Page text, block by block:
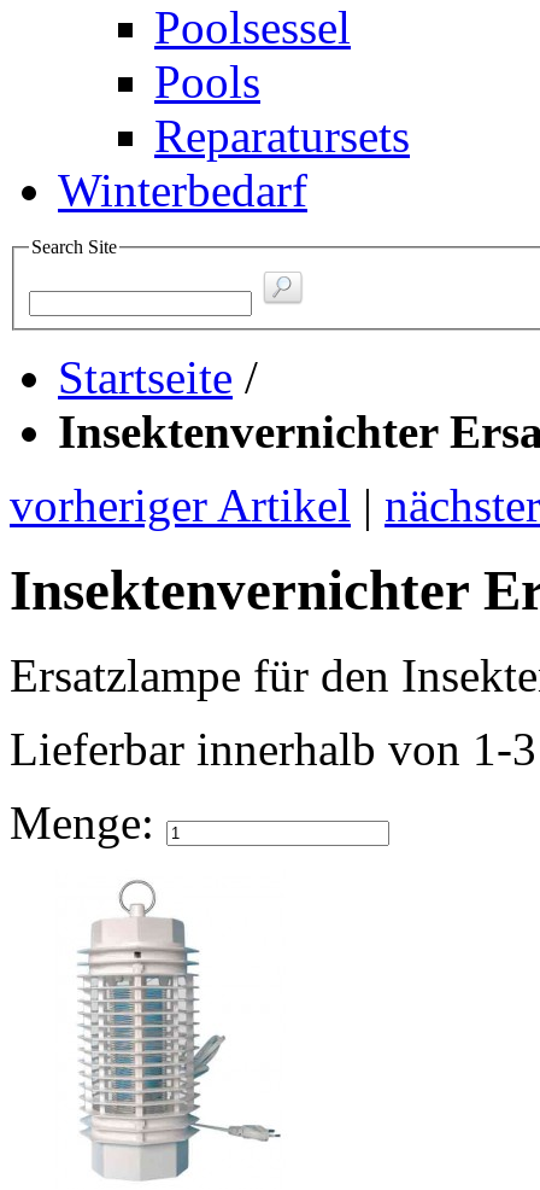
Poolsessel
Pools
Reparatursets
Winterbedarf
Search Site
Startseite /
Insektenvernichter
vorheriger Artikel |
Insektenvernichter
Ersatzlampe für den
Lieferbar innerhalb von 1-
Menge: